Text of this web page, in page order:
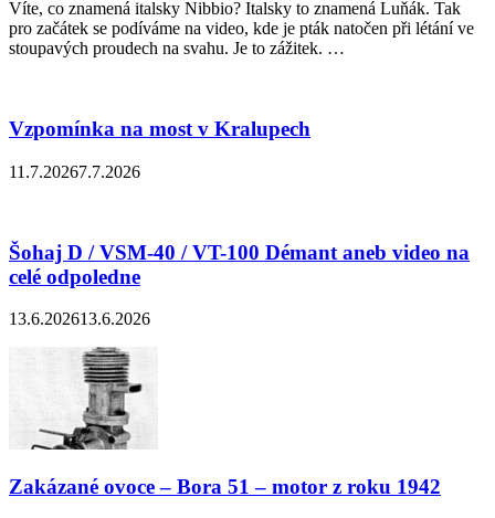
Víte, co znamená italsky Nibbio? Italsky to znamená Luňák. Tak
pro začátek se podíváme na video, kde je pták natočen při létání ve
stoupavých proudech na svahu. Je to zážitek. …
Vzpomínka na most v Kralupech
11.7.20267.7.2026
Šohaj D / VSM-40 / VT-100 Démant aneb video na
celé odpoledne
13.6.202613.6.2026
Zakázané ovoce – Bora 51 – motor z roku 1942